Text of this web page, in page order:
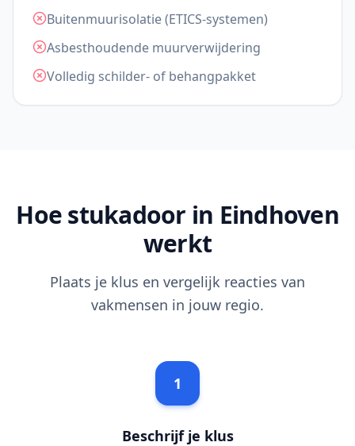
Buitenmuurisolatie (ETICS-systemen)
Asbesthoudende muurverwijdering
Volledig schilder- of behangpakket
Hoe stukadoor in Eindhoven
werkt
Plaats je klus en vergelijk reacties van
vakmensen in jouw regio.
1
Beschrijf je klus